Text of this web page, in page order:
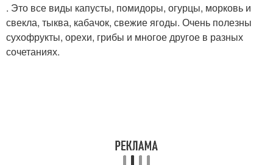
. Это все виды капусты, помидоры, огурцы, морковь и
свекла, тыква, кабачок, свежие ягоды. Очень полезны
сухофрукты, орехи, грибы и многое другое в разных
сочетаниях.